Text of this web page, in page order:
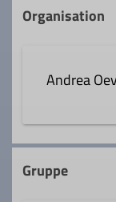
Organisation
Andrea
Gruppe